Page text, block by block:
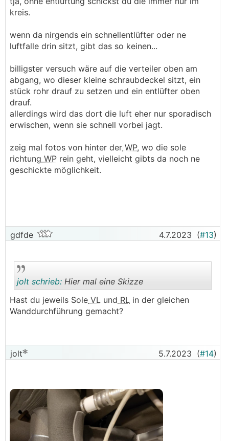
kreis.
wenn da nirgends ein schnellentlüfter oder ne
luftfalle drin sitzt, gibt das so keinen...
billigster versuch wäre auf die verteiler oben am
abgang, wo dieser kleine schraubdeckel sitzt, ein
stück rohr drauf zu setzen und ein entlüfter oben
drauf.
allerdings wird das dort die luft eher nur sporadisch
erwischen, wenn sie schnell vorbei jagt.
zeig mal fotos von hinter der WP, wo die sole
richtung WP rein geht, vielleicht gibts da noch ne
geschickte möglichkeit.
gdfde 4.7.2023 (#13)
jolt schrieb: Hier mal eine Skizze
Hast du jeweils Sole VL und RL in der gleichen
Wanddurchführung gemacht?
jolt 5.7.2023 (#14)